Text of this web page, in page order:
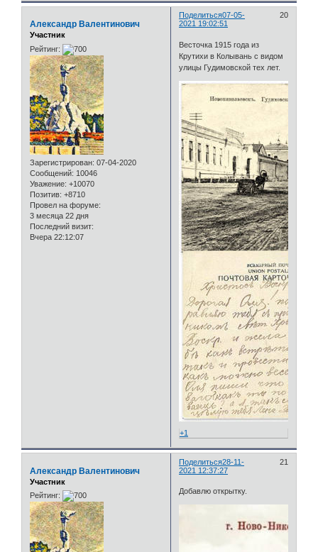
Поделиться 20
07-05-
2021 19:02:51
Александр Валентинович
Участник
Рейтинг:
Зарегистрирован: 07-04-2020
Сообщений: 10046
Уважение: +10070
Позитив: +8710
Провел на форуме:
3 месяца 22 дня
Последний визит:
Вчера 22:12:07
Весточка 1915 года из
Крутихи в Колывань с видом
улицы Гудимовской тех лет.
+1
Поделиться 21
28-11-
2021 12:37:27
Александр Валентинович
Участник
Рейтинг:
Добавлю открытку.